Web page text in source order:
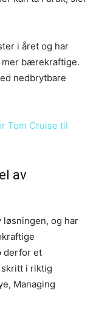
i året og har
mer bærekraftige.
nedbrytbare
Tom Cruise til
av
løsningen, og har
derfor et
skritt i riktig
Managing